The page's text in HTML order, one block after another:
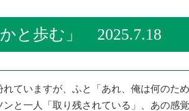
と歩む」 2025.7.18
ていますが、ふと「あれ、俺は何のた
と一人「取り残されている」、あの